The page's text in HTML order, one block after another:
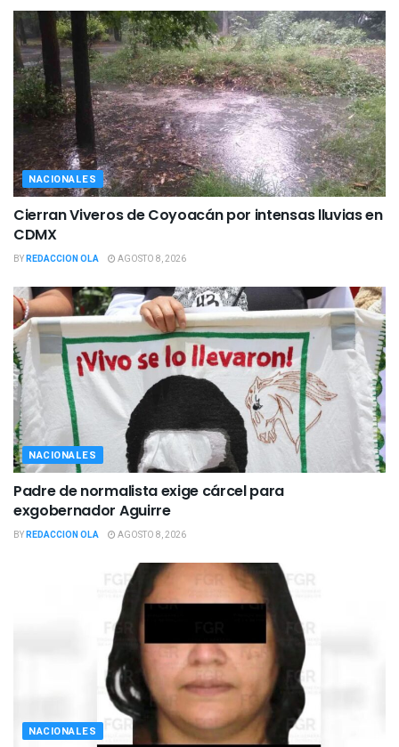
NACIONALES
Cierran Viveros de Coyoacán por intensas lluvias en
CDMX
BYREDACCION OLA AGOSTO 8, 2026
NACIONALES
Padre de normalista exige cárcel para
exgobernador Aguirre
BYREDACCION OLA AGOSTO 8, 2026
NACIONALES